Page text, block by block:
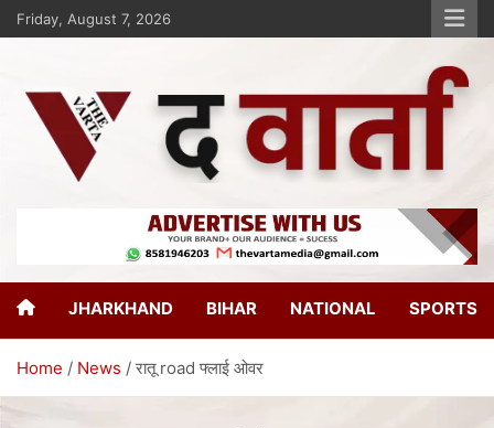
Friday, August 7, 2026
The Varta
JHARKHAND BIHAR NATIONAL SPORTS
Home News रातू road फ्लाई ओवर